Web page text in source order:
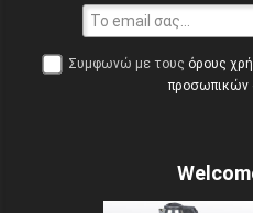
Συμφωνώ με τους όρους
προσωπικών